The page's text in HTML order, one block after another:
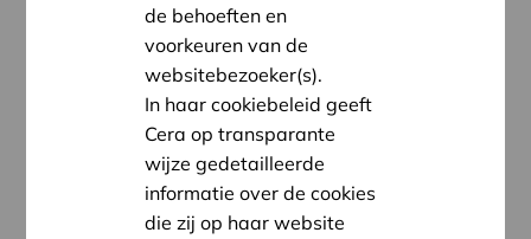
de behoeften en
voorkeuren van de
websitebezoeker(s).
In haar cookiebeleid geeft
Cera op transparante
wijze gedetailleerde
informatie over de cookies
die zij op haar website